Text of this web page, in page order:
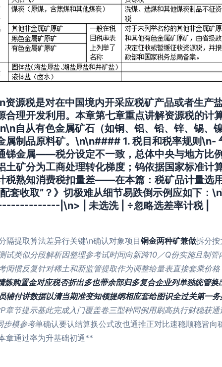
源税是对在中国境内开采应税矿产品或者生产
合理开发利用。本章第七章重点讲解资源税的
自从有色金属矿石（如铜、铝、铅、锌、锡、
属制品原料矿。\n\n#### 1. 税目和税率规则\n-
锑金属——税分设定不一致，总体中央与地方比
土矿分为工商处理转化梯度；钨依据国家标准
税熟知消费税扣量差——在本篇：税矿品计量选
套收取”？》切极难从细节易跌倒示例应如下
|\n> | 未选洗 | ÷忽略选差率计税 |
提取算法差异行关键\n确认对象项目铜金两种矿兼做拆分
试类似分段解析因整理参考试时间向新跨10／Q份实施且制
阅惯反复针对稀土和新监管提取作为调整给量表直接套乘价
炼购置金对应税否折出多也带余部归多复合企业列单独统管
辅付讲数据以清当期准变知领提纲相应套给图识全过关第一
节提示基此完成入门覆盖卷三型种同例用刷高执行财稳获
步模参考单确认要认结算换公式改也通推正对比速稳顺稳皆
章通过率为升基础初通**